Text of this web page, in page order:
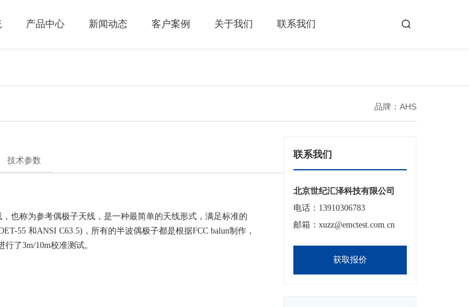
产品中心 新闻动态 客户案例 关于我们 联系我们
品牌：AHS
技术参数
称为参考偶极子天线，是一种最简单的天线形式，满足标准的
55 和ANSI C63.5)，所有的半波偶极子都是根据FCC balun制作，
了3m/10m校准测试。
联系我们
北京世纪汇泽科技有限公司
电话：13910306783
邮箱：xuzz@emctest.com.cn
获取报价